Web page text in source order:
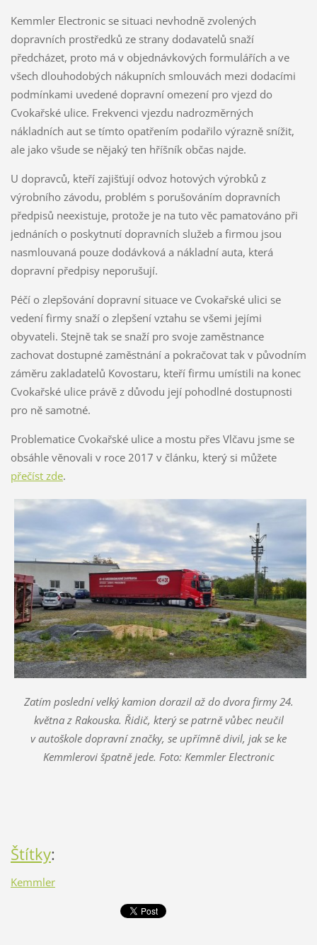
Kemmler Electronic se situaci nevhodně zvolených
dopravních prostředků ze strany dodavatelů snaží
předcházet, proto má v objednávkových formulářích a ve
všech dlouhodobých nákupních smlouvách mezi dodacími
podmínkami uvedené dopravní omezení pro vjezd do
Cvokařské ulice. Frekvenci vjezdu nadrozměrných
nákladních aut se tímto opatřením podařilo výrazně snížit,
ale jako všude se nějaký ten hříšník občas najde.
U dopravců, kteří zajišťují odvoz hotových výrobků z
výrobního závodu, problém s porušováním dopravních
předpisů neexistuje, protože je na tuto věc pamatováno při
jednáních o poskytnutí dopravních služeb a firmou jsou
nasmlouvaná pouze dodávková a nákladní auta, která
dopravní předpisy neporušují.
Péčí o zlepšování dopravní situace ve Cvokařské ulici se
vedení firmy snaží o zlepšení vztahu se všemi jejími
obyvateli. Stejně tak se snaží pro svoje zaměstnance
zachovat dostupné zaměstnání a pokračovat tak v původním
záměru zakladatelů Kovostaru, kteří firmu umístili na konec
Cvokařské ulice právě z důvodu její pohodlné dostupnosti
pro ně samotné.
Problematice Cvokařské ulice a mostu přes Vlčavu jsme se
obsáhle věnovali v roce 2017 v článku, který si můžete
přečíst zde.
Zatím poslední velký kamion dorazil až do dvora firmy 24.
května z Rakouska. Řidič, který se patrně vůbec neučil
v autoškole dopravní značky, se upřímně divil, jak se ke
Kemmlerovi špatně jede. Foto: Kemmler Electronic
Štítky:
Kemmler